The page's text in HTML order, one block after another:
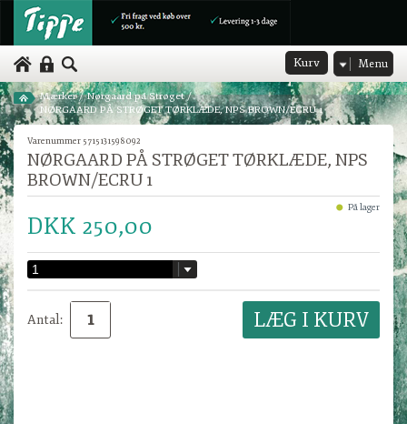
Kurv Menu
Mærker/ Nørgaard på Strøget/
NØRGAARD PÅ STRØGET TØRKLÆDE, NPS BROWN/ECRU 1
Varenummer 5715131598092
NØRGAARD PÅ STRØGET TØRKLÆDE, NPS
BROWN/ECRU 1
På lager
DKK 250,00
Antal: